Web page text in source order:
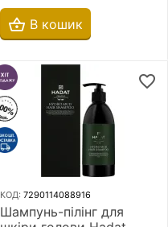
В кошик
КОД: 7290114088916
Шампунь-пілінг для